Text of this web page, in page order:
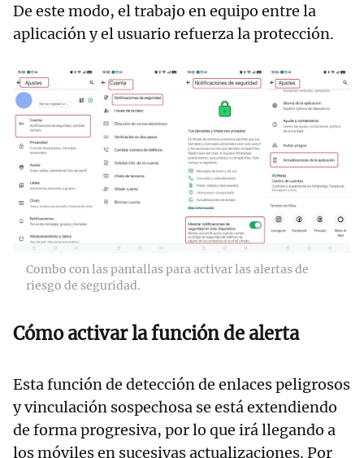
De este modo, el trabajo en equipo entre la
aplicación y el usuario refuerza la protección.
Combo con las pantallas para activar las alertas de
riesgo de seguridad.
Cómo activar la función de alerta
Esta función de detección de enlaces peligrosos
y vinculación sospechosa se está extendiendo
de forma progresiva, por lo que irá llegando a
los móviles en sucesivas actualizaciones. Por